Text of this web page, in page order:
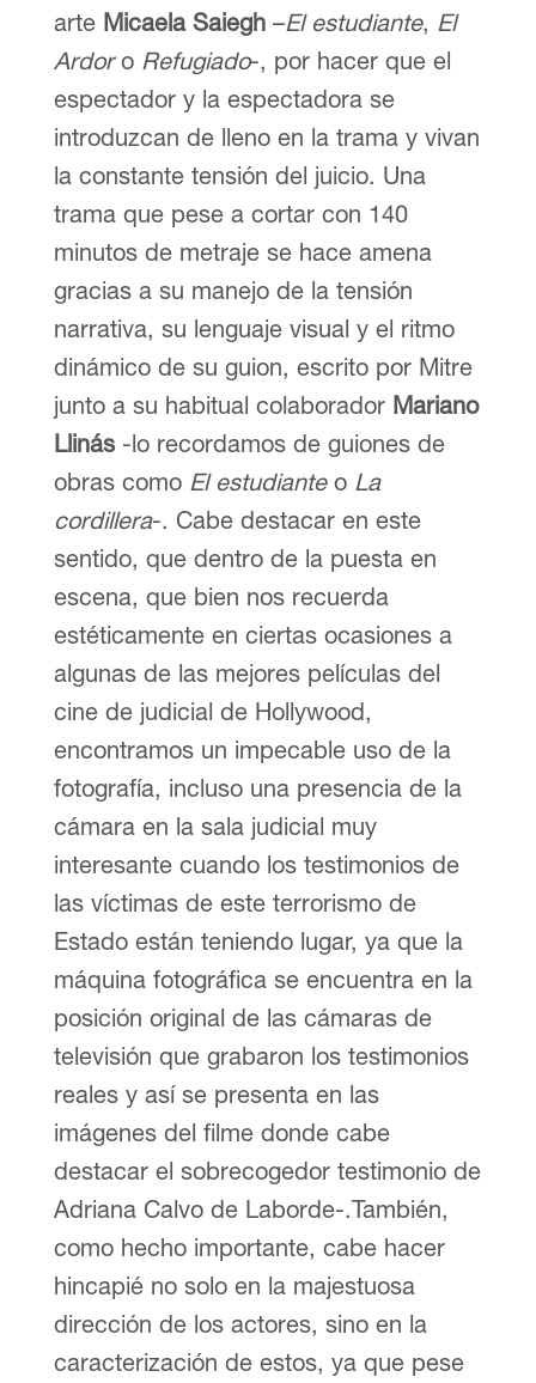
arte Micaela Saiegh–El estudiante, El
Ardoro Refugiado-, por hacer que el
espectador y la espectadora se
introduzcan de lleno en la trama y vivan
la constante tensión del juicio. Una
trama que pese a cortar con 140
minutos de metraje se hace amena
gracias a su manejo de la tensión
narrativa, su lenguaje visual y el ritmo
dinámico de su guion, escrito por Mitre
junto a su habitual colaborador Mariano
Llinás-lo recordamos de guiones de
obras como El estudianteo La
cordillera-. Cabe destacar en este
sentido, que dentro de la puesta en
escena, que bien nos recuerda
estéticamente en ciertas ocasiones a
algunas de las mejores películas del
cine de judicial de Hollywood,
encontramos un impecable uso de la
fotografía, incluso una presencia de la
cámara en la sala judicial muy
interesante cuando los testimonios de
las víctimas de este terrorismo de
Estado están teniendo lugar, ya que la
máquina fotográfica se encuentra en la
posición original de las cámaras de
televisión que grabaron los testimonios
reales y así se presenta en las
imágenes del filme donde cabe
destacar el sobrecogedor testimonio de
Adriana Calvo de Laborde-.También,
como hecho importante, cabe hacer
hincapié no solo en la majestuosa
dirección de los actores, sino en la
caracterización de estos, ya que pese